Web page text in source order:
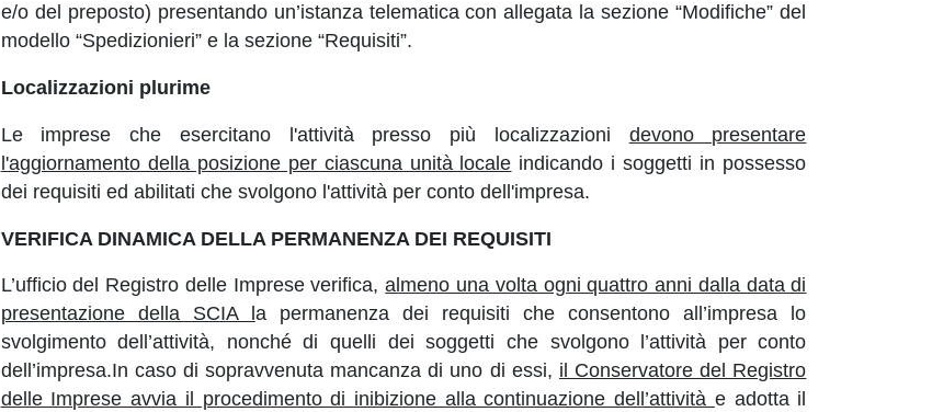
e/o del preposto) presentando un’istanza telematica con allegata la sezione “Modifiche” del
modello “Spedizionieri” e la sezione “Requisiti”.
Localizzazioni plurime
Le imprese che esercitano l'attività presso più localizzazioni devono presentare
l'aggiornamento della posizione per ciascuna unità locale indicando i soggetti in possesso
dei requisiti ed abilitati che svolgono l'attività per conto dell'impresa.
VERIFICA DINAMICA DELLA PERMANENZA DEI REQUISITI
L’ufficio del Registro delle Imprese verifica,almeno una volta ogni quattro anni dalla data di
presentazione della SCIA l a permanenza dei requisiti che consentono all’impresa lo
svolgimento dell’attività, nonché di quelli dei soggetti che svolgono l’attività per conto
dell’impresa.In caso di sopravvenuta mancanza di uno di essi, il Conservatore del Registro
delle Imprese avvia il procedimento di inibizione alla continuazione dell’attività e adotta il